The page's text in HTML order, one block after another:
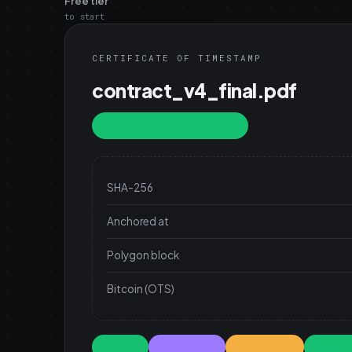
to start
CERTIFICATE OF TIMESTAMP
contract_v4_final.pdf
SHA-256
Anchored at
Polygon block
Bitcoin (OTS)